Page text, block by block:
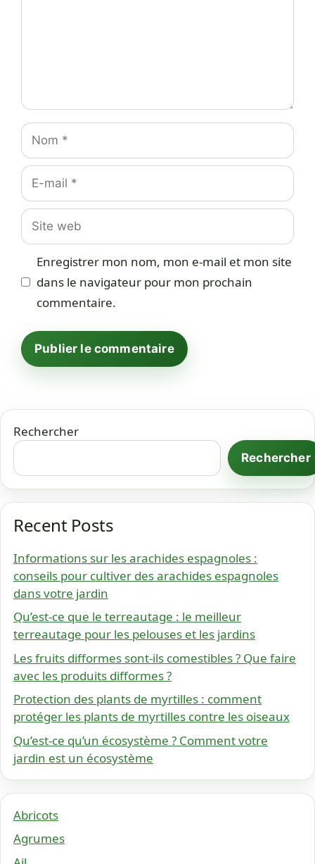
Nom
E-
mail
Site
web
Enregistrer mon nom, mon e-mail et mon site
dans le navigateur pour mon prochain
commentaire.
Rechercher
Rechercher
Recent Posts
Informations sur les arachides espagnoles :
conseils pour cultiver des arachides espagnoles
dans votre jardin
Qu’est-ce que le terreautage : le meilleur
terreautage pour les pelouses et les jardins
Les fruits difformes sont-ils comestibles ? Que faire
avec les produits difformes ?
Protection des plants de myrtilles : comment
protéger les plants de myrtilles contre les oiseaux
Qu’est-ce qu’un écosystème ? Comment votre
jardin est un écosystème
Abricots
Agrumes